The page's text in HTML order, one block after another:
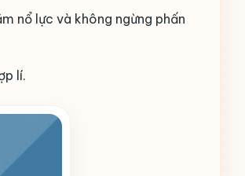
nổ lực và không ngừng phấn
lí.